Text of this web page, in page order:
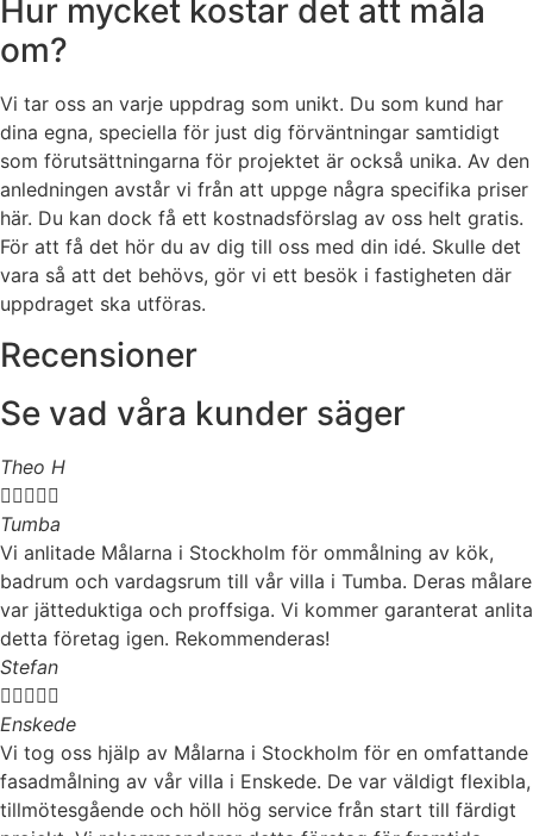
Hur mycket kostar det att måla
om?
Vi tar oss an varje uppdrag som unikt. Du som kund har
dina egna, speciella för just dig förväntningar samtidigt
som förutsättningarna för projektet är också unika. Av den
anledningen avstår vi från att uppge några specifika priser
här. Du kan dock få ett kostnadsförslag av oss helt gratis.
För att få det hör du av dig till oss med din idé. Skulle det
vara så att det behövs, gör vi ett besök i fastigheten där
uppdraget ska utföras.
Recensioner
Se vad våra kunder säger
Theo H

Tumba
Vi anlitade Målarna i Stockholm för ommålning av kök,
badrum och vardagsrum till vår villa i Tumba. Deras målare
var jätteduktiga och proffsiga. Vi kommer garanterat anlita
detta företag igen. Rekommenderas!
Stefan

Enskede
Vi tog oss hjälp av Målarna i Stockholm för en omfattande
fasadmålning av vår villa i Enskede. De var väldigt flexibla,
tillmötesgående och höll hög service från start till färdigt